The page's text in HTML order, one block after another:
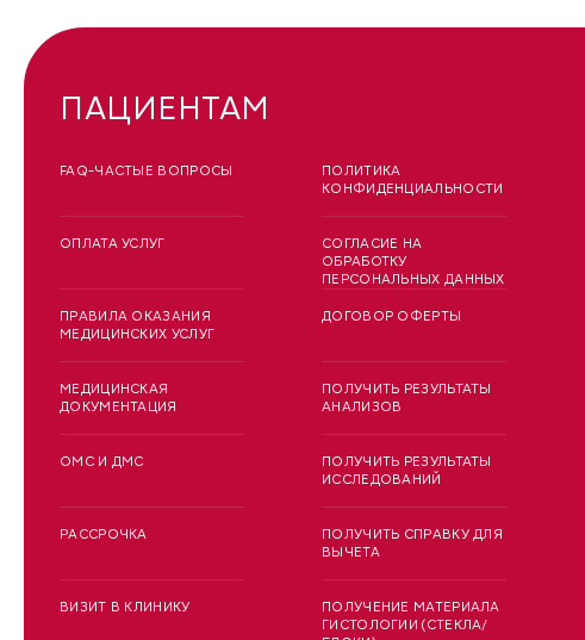
ПАЦИЕНТАМ
FAQ-ЧАСТЫЕ ВОПРОСЫ
ОПЛАТА УСЛУГ
ПРАВИЛА ОКАЗАНИЯ
МЕДИЦИНСКИХ УСЛУГ
МЕДИЦИНСКАЯ
ДОКУМЕНТАЦИЯ
ОМС И ДМС
РАССРОЧКА
ВИЗИТ В КЛИНИКУ
ПОЛИТИКА
КОНФИДЕНЦИАЛЬНОСТИ
СОГЛАСИЕ НА
ОБРАБОТКУ
ПЕРСОНАЛЬНЫХ ДАННЫХ
ДОГОВОР ОФЕРТЫ
ПОЛУЧИТЬ РЕЗУЛЬТАТЫ
АНАЛИЗОВ
ПОЛУЧИТЬ РЕЗУЛЬТАТЫ
ИССЛЕДОВАНИЙ
ПОЛУЧИТЬ СПРАВКУ ДЛЯ
ВЫЧЕТА
ПОЛУЧЕНИЕ МАТЕРИАЛА
ГИСТОЛОГИИ (СТЕКЛА/